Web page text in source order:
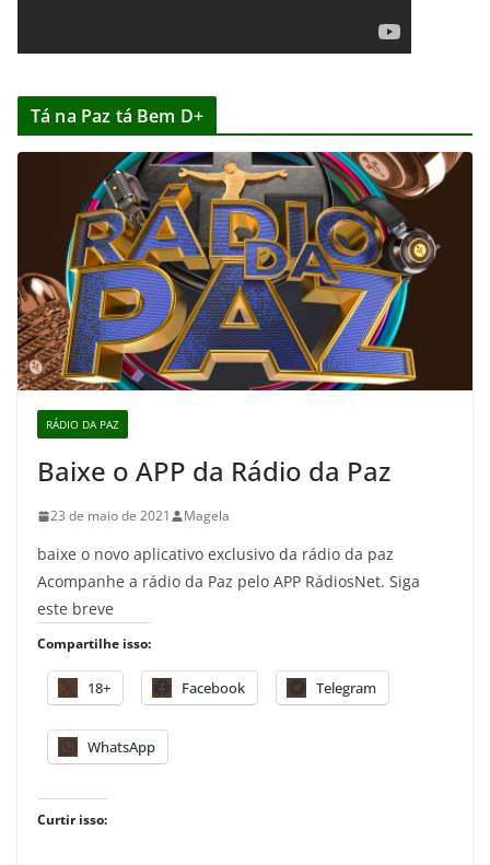
Tá na Paz tá Bem D+
RÁDIO DA PAZ
Baixe o APP da Rádio da Paz
23 de maio de 2021 Magela
baixe o novo aplicativo exclusivo da rádio da paz
Acompanhe a rádio da Paz pelo APP RádiosNet. Siga
este breve
Compartilhe isso:
18+ Facebook Telegram
WhatsApp
Curtir isso: